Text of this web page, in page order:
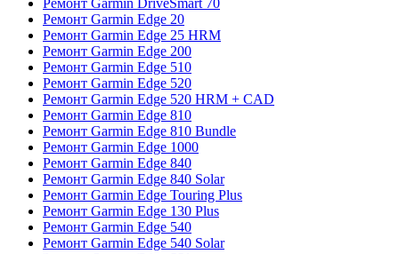
Ремонт Garmin DriveSmart 70
Ремонт Garmin Edge 20
Ремонт Garmin Edge 25 HRM
Ремонт Garmin Edge 200
Ремонт Garmin Edge 510
Ремонт Garmin Edge 520
Ремонт Garmin Edge 520 HRM + CAD
Ремонт Garmin Edge 810
Ремонт Garmin Edge 810 Bundle
Ремонт Garmin Edge 1000
Ремонт Garmin Edge 840
Ремонт Garmin Edge 840 Solar
Ремонт Garmin Edge Touring Plus
Ремонт Garmin Edge 130 Plus
Ремонт Garmin Edge 540
Ремонт Garmin Edge 540 Solar